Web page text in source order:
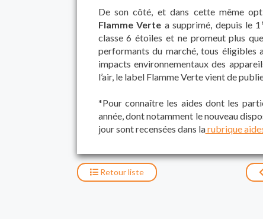
De son côté, et dans cette même
Flamme Verte a supprimé, depuis le 1
classe 6 étoiles et ne promeut plus
performants du marché, tous éligibles
impacts environnementaux des
l’air, le label Flamme Verte vient de
*Pour connaître les aides dont les
année, dont notamment le nouveau
jour sont recensées dans larubrique
Retourliste